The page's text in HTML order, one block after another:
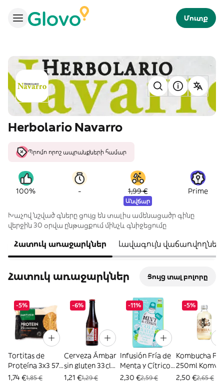
Մուտք
Herbolario Navarro
Պրոմո որոշ ապրանքների համար
100% - 1,99 €
Անվճար
Prime
Խաչով նշված գները ցույց են տալիս ամենացածր գինը
վերջին 30 օրվա ընթացքում մինչև գնիջեցումը
Հատուկ առաջարկներ Լավագույն վաճառվողներ
Հատուկ առաջարկներ Ցույց տալ բոլորը
-5%
Tortitas de
Proteína 3x3 57g
Santiveri
1,74 €1,85 €
-6%
Cerveza Ámbar
sin gluten 33cl
Ambar
1,21 €1,29 €
-11%
Infusión Fría de
Menta y Cítricos
10 filtros Cupper
2,30 €2,59 €
-5%
Kombucha
250ml
2,50 €2,65 €